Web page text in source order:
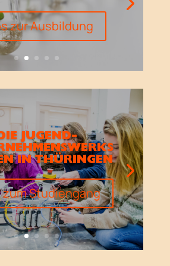
zur Ausbildung
JUGEND-
IN THÜRINGEN
zum Studiengang